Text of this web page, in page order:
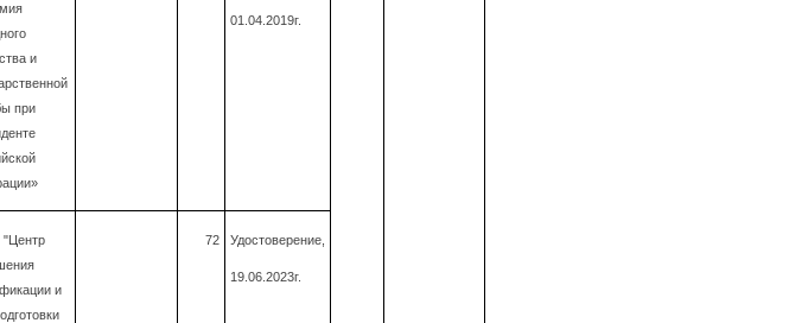
и
при
01.04.2019г.
и
72 Удостоверение,
19.06.2023г.